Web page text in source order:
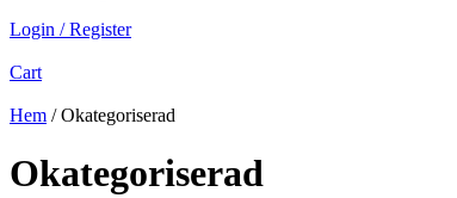
Login / Register
Cart
Hem / Okategoriserad
Okategoriserad